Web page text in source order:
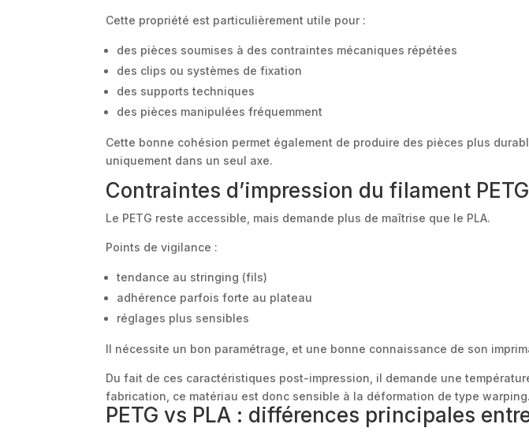
Cette propriété est particulièrement utile pour :
des pièces soumises à des contraintes mécaniques répétées
des clips ou systèmes de fixation
des supports techniques
des pièces manipulées fréquemment
Cette bonne cohésion permet également de produire des pièces plus
uniquement dans un seul axe.
Contraintes d’impression du filament PETG
Le PETG reste accessible, mais demande plus de maîtrise que le PLA.
Points de vigilance :
tendance au stringing (fils)
adhérence parfois forte au plateau
réglages plus sensibles
Il nécessite un bon paramétrage, et une bonne connaissance de son
Du fait de ces caractéristiques post-impression, il demande une
fabrication, ce matériau est donc sensible à la déformation de type warping.
PETG vs PLA : différences principales